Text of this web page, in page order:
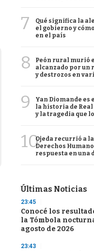
7
Qué significa la
el gobierno y
en el país
8
Peón rural murió
alcanzado por un
y destrozos en
9
Yan Diomande es
la historia de
y la tragedia que
10Ojeda recurrió a
Derechos
respuesta en una
Últimas Noticias
23:45
Conocé los
la Tómbola
agosto de 2026
23:43